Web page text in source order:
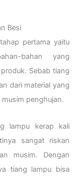
pertama yaitu
bahan yang
Sebab tiang
dari material yang
penghujan.
lampu kerap kali
sangat riskan
musim. Dengan
tiang lampu bisa